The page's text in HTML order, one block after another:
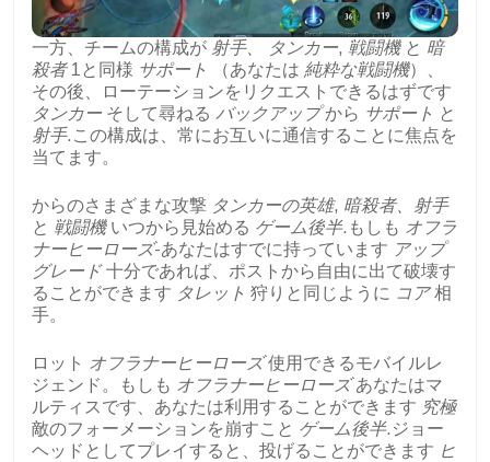
一方、チームの構成が 射手、 タンカー, 戦闘機と 暗
殺者1と同様 サポート （あなたは 純粋な戦闘機）、
その後、ローテーションをリクエストできるはずです
タンカーそして尋ねる バックアップから サポート と
射手.この構成は、常にお互いに通信することに焦点を
当てます。
からのさまざまな攻撃 タンカーの英雄, 暗殺者、射手
と 戦闘機いつから見始める ゲーム後半.もしも オフラ
ナーヒーローズ-あなたはすでに持っています アップ
グレード十分であれば、ポストから自由に出て破壊す
ることができます タレット 狩りと同じように コア相
手。
ロット オフラナーヒーローズ使用できるモバイルレ
ジェンド。もしも オフラナーヒーローズあなたはマ
ルティスです、あなたは利用することができます 究極
敵のフォーメーションを崩すこと ゲーム後半.ジョー
ヘッドとしてプレイすると、投げることができます ヒ